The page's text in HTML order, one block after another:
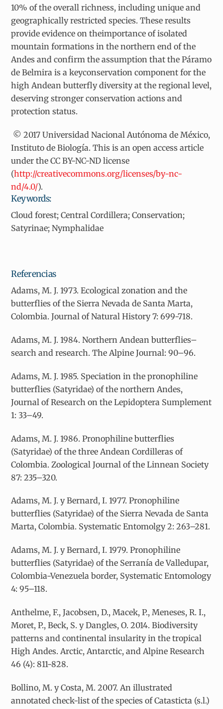
10% of the overall richness, including unique and
geographically restricted species. These results
provide evidence on theimportance of isolated
mountain formations in the northern end of the
Andes and confirm the assumption that the Páramo
de Belmira is a keyconservation component for the
high Andean butterfly diversity at the regional level,
deserving stronger conservation actions and
protection status.
© 2017 Universidad Nacional Autónoma de México,
Instituto de Biología. This is an open access article
under the CC BY-NC-ND license
(http://creativecommons.org/licenses/by-nc-
nd/4.0/).
Keywords:
Cloud forest; Central Cordillera; Conservation;
Satyrinae; Nymphalidae
Referencias
Adams, M. J. 1973. Ecological zonation and the
butterflies of the Sierra Nevada de Santa Marta,
Colombia. Journal of Natural History 7: 699-718.
Adams, M. J. 1984. Northern Andean butterflies–
search and research. The Alpine Journal: 90–96.
Adams, M. J. 1985. Speciation in the pronophiline
butterflies (Satyridae) of the northern Andes,
Journal of Research on the Lepidoptera Sumplement
1: 33–49.
Adams, M. J. 1986. Pronophiline butterflies
(Satyridae) of the three Andean Cordilleras of
Colombia. Zoological Journal of the Linnean Society
87: 235–320.
Adams, M. J. y Bernard, I. 1977. Pronophiline
butterflies (Satyridae) of the Sierra Nevada de Santa
Marta, Colombia. Systematic Entomolgy 2: 263–281.
Adams, M. J. y Bernard, I. 1979. Pronophiline
butterflies (Satyridae) of the Serranía de Valledupar,
Colombia-Venezuela border, Systematic Entomology
4: 95–118.
Anthelme, F., Jacobsen, D., Macek, P., Meneses, R. I.,
Moret, P., Beck, S. y Dangles, O. 2014. Biodiversity
patterns and continental insularity in the tropical
High Andes. Arctic, Antarctic, and Alpine Research
46 (4): 811-828.
Bollino, M. y Costa, M. 2007. An illustrated
annotated check-list of the species of Catasticta (s.l.)